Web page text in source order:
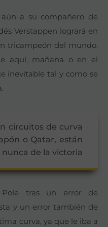
a su compañero de
Verstappen logrará en
tricampeón del mundo,
aquí, mañana o en el
inevitable tal y como se
circuitos de curva
o Qatar, están
de la victoria
Pole tras un error de
y un error también de
curva, ya que le iba a